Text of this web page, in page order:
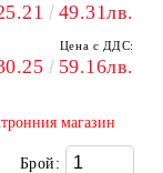
49.31лв.
Цена с ДДС:
59.16лв.
магазин
Брой: